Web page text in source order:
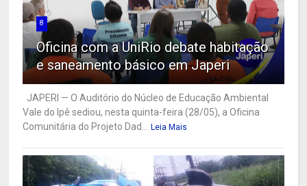
8
Oficina com a UniRio debate habitação
e saneamento básico em Japeri
JAPERI — O Auditório do Núcleo de Educação Ambiental
Vale do Ipê sediou, nesta quinta-feira (28/05), a Oficina
Comunitária do Projeto Dad... Leia Mais